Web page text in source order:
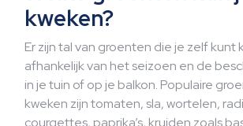
kweken?
Er zijn tal van groenten die je zelf kunt
afhankelijk van het seizoen en de
in je tuin of op je balkon. Populaire
kweken zijn tomaten, sla, wortelen,
courgettes, paprika’s, kruiden zoals